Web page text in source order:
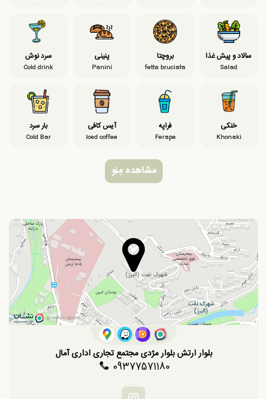
سالاد و پیش غذا
Salad
بروچتا
fetta bruciata
پنینی
Panini
سرد نوش
Cold drink
خنکی
Khonaki
فراپه
Ferape
آیس کافی
Iced coffee
بار سرد
Cold Bar
مشاهده مِنو
بلوار ارتش بلوار مژدی مجتمع تجاری اداری آمال
09377571180